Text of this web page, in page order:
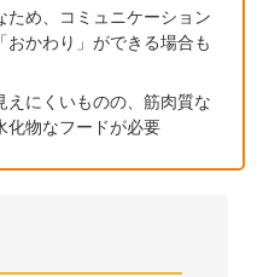
ため、コミュニケーション
かわり」ができる場合も
えにくいものの、筋肉質な
化物なフードが必要